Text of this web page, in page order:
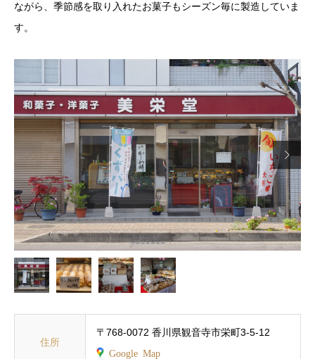
ながら、季節感を取り入れたお菓子もシーズン毎に製造していま
す。
 
住所
〒768-0072 香川県観音寺市栄町3-5-12
Google Map